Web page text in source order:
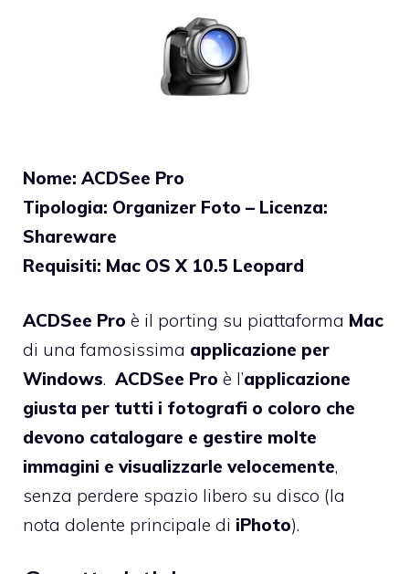
Nome: ACDSee Pro
Tipologia: Organizer Foto – Licenza:
Shareware
Requisiti: Mac OS X 10.5 Leopard
ACDSee Pro è il porting su piattaforma Mac
di una famosissima applicazione per
Windows. ACDSee Pro è l’applicazione
giusta per tutti i fotografi o coloro che
devono catalogare e gestire molte
immagini e visualizzarle velocemente,
senza perdere spazio libero su disco (la
nota dolente principale di iPhoto).